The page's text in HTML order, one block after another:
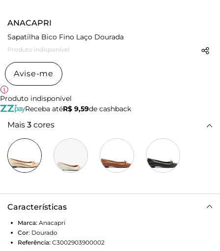
ANACAPRI
Sapatilha Bico Fino Laço Dourada
Produto indisponível
Avise-me
Produto indisponível
Receba atéR$ 9,59de cashback
Mais 3 cores
Características
Marca: Anacapri
Cor: Dourado
Referência: C3002903900002